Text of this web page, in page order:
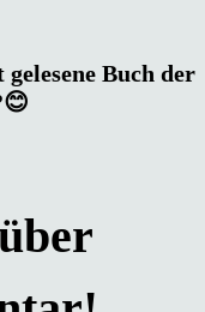
Buch der